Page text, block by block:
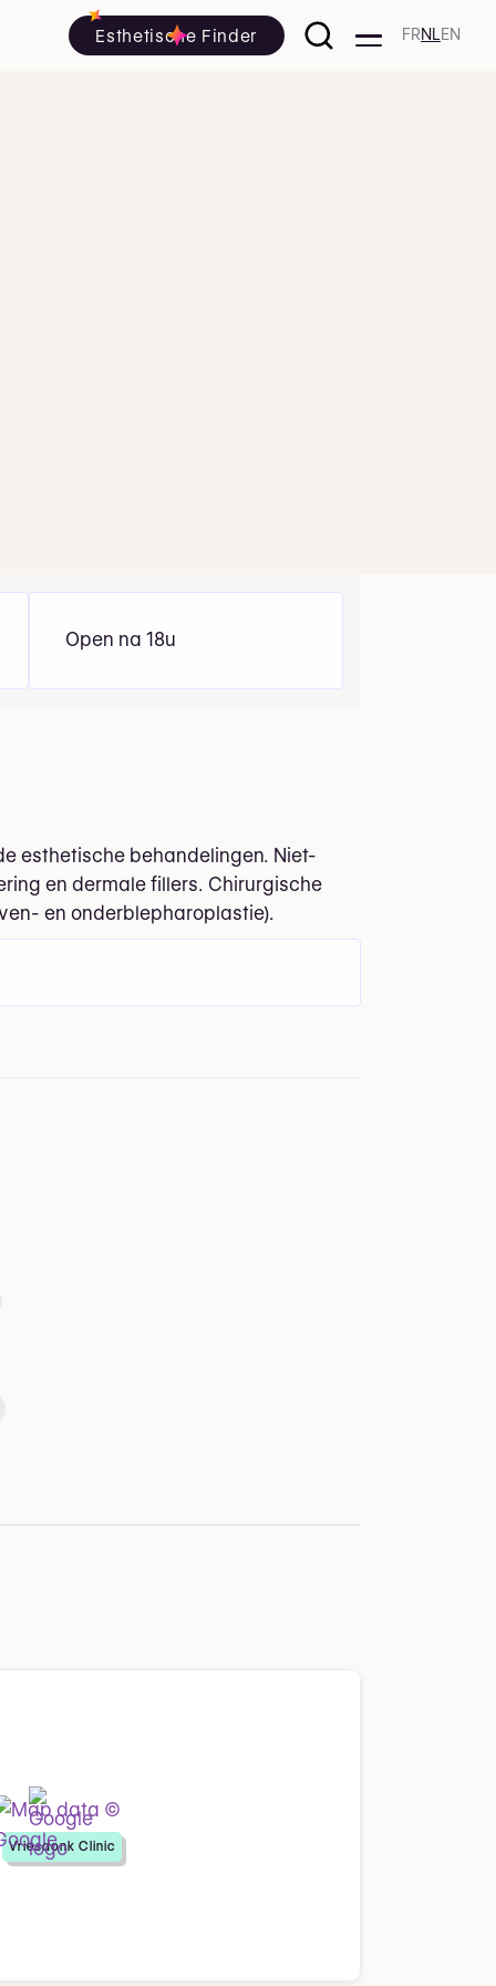
Esthetische Finder FRNL EN
Open na 18u
esthetische behandelingen. Niet-
en dermale fillers. Chirurgische
en onderblepharoplastie).
Vriesdonk Clinic